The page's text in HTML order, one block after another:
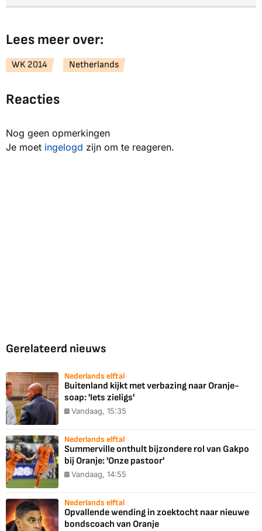
Lees meer over:
WK 2014 Netherlands
Reacties
Nog geen opmerkingen
Je moet ingelogd zijn om te reageren.
Gerelateerd nieuws
Nederlands elftal
Buitenland kijkt met verbazing naar Oranje-
soap: 'Iets zieligs'
Vandaag, 15:35
Nederlands elftal
Summerville onthult bijzondere rol van Gakpo
bij Oranje: 'Onze pastoor'
Vandaag, 14:55
Nederlands elftal
Opvallende wending in zoektocht naar nieuwe
bondscoach van Oranje